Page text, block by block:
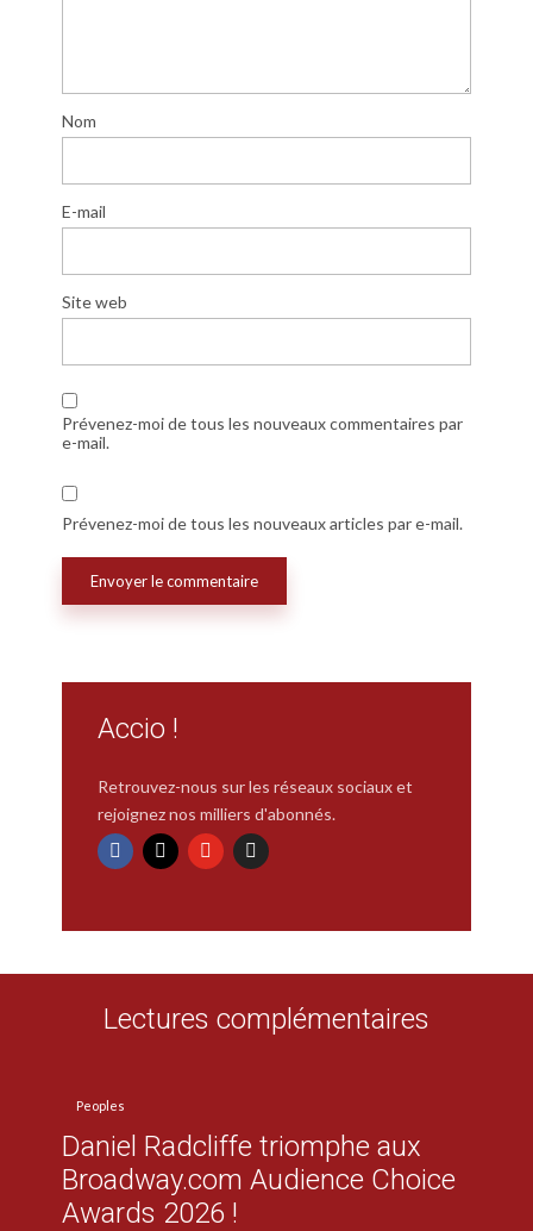
Nom
E-mail
Site web
Prévenez-moi de tous les nouveaux commentaires par
e-mail.
Prévenez-moi de tous les nouveaux articles par e-mail.
Accio !
Retrouvez-nous sur les réseaux sociaux et
rejoignez nos milliers d'abonnés.
Lectures complémentaires
Peoples
Daniel Radcliffe triomphe aux
Broadway.com Audience Choice
Awards 2026 !